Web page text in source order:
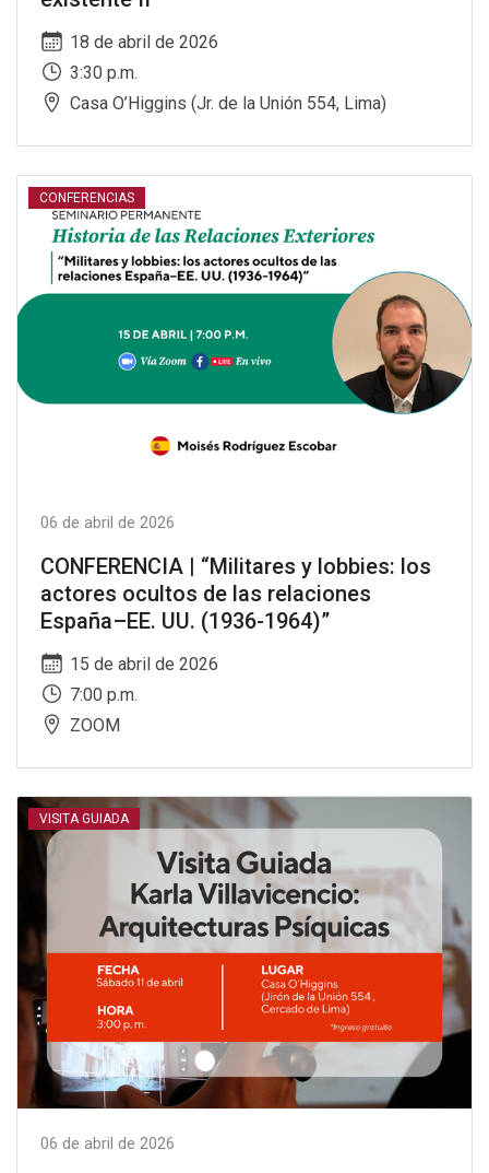
18 de abril de 2026
3:30 p.m.
Casa O’Higgins (Jr. de la Unión 554, Lima)
CONFERENCIAS
06 de abril de 2026
CONFERENCIA | “Militares y lobbies: los
actores ocultos de las relaciones
España–EE. UU. (1936-1964)”
15 de abril de 2026
7:00 p.m.
ZOOM
VISITA GUIADA
06 de abril de 2026